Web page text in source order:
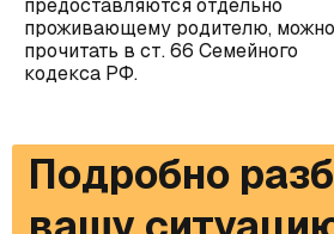
предоставляются отдельно
проживающему родителю, можно
прочитать в ст. 66 Семейного
кодекса РФ.
Подробно